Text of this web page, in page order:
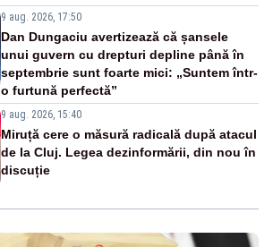
9 aug. 2026, 17:50
Dan Dungaciu avertizează că șansele
unui guvern cu drepturi depline până în
septembrie sunt foarte mici: „Suntem într-
o furtună perfectă”
9 aug. 2026, 15:40
Miruță cere o măsură radicală după atacul
de la Cluj. Legea dezinformării, din nou în
discuție